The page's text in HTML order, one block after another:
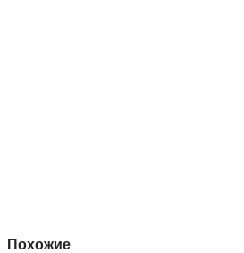
Похожие